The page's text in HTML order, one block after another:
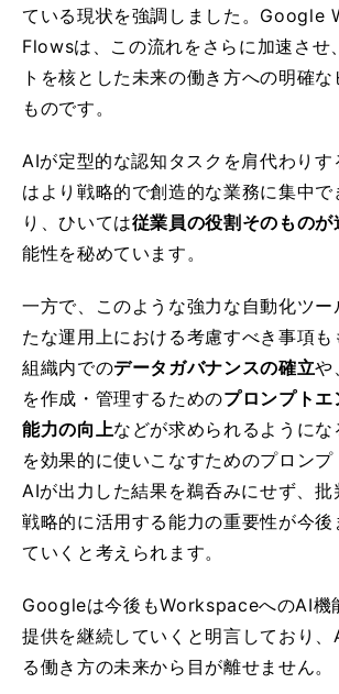
ている現状を強調しました。Google
Flowsは、この流れをさらに加速させ
トを核とした未来の働き方への明確
ものです。
AIが定型的な認知タスクを肩代わりす
はより戦略的で創造的な業務に集中で
り、ひいては従業員の役割そのものが
能性を秘めています。
一方で、このような強力な自動化ツ
たな運用上における考慮すべき事項も
組織内でのデータガバナンスの確立や
を作成・管理するためのプロンプト
能力の向上などが求められるように
を効果的に使いこなすためのプロンプ
AIが出力した結果を鵜呑みにせず、批
戦略的に活用する能力の重要性が今後
ていくと考えられます。
Googleは今後もWorkspaceへのAI機
提供を継続していくと明言しており、
る働き方の未来から目が離せません。